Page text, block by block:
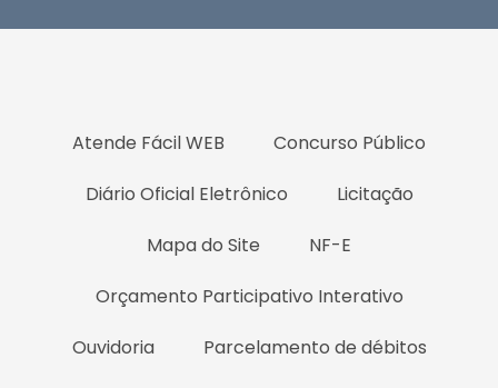
Atende Fácil WEB
Concurso Público
Diário Oficial Eletrônico
Licitação
Mapa do Site
NF-E
Orçamento Participativo Interativo
Ouvidoria
Parcelamento de débitos